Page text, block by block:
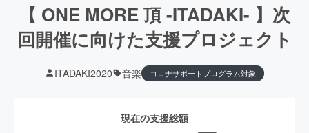
【 ONE MORE 頂 -ITADAKI- 】次
回開催に向けた支援プロジェクト
ITADAKI2020 音楽 コロナサポートプログラム対象
現在の支援総額